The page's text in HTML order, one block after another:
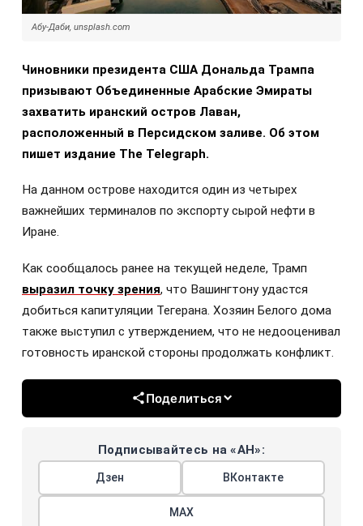
Абу-Даби, unsplash.com
Чиновники президента США Дональда Трампа
призывают Объединенные Арабские Эмираты
захватить иранский остров Лаван,
расположенный в Персидском заливе. Об этом
пишет издание The Telegraph.
На данном острове находится один из четырех
важнейших терминалов по экспорту сырой нефти в
Иране.
Как сообщалось ранее на текущей неделе, Трамп
выразил точку зрения, что Вашингтону удастся
добиться капитуляции Тегерана. Хозяин Белого дома
также выступил с утверждением, что не недооценивал
готовность иранской стороны продолжать конфликт.
Поделиться
Подписывайтесь на «АН»:
Дзен ВКонтакте
МАХ